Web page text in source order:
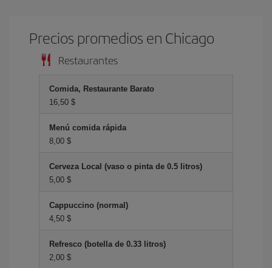
Precios promedios en Chicago
Restaurantes
Comida, Restaurante Barato
16,50 $
Menú comida rápida
8,00 $
Cerveza Local (vaso o pinta de 0.5 litros)
5,00 $
Cappuccino (normal)
4,50 $
Refresco (botella de 0.33 litros)
2,00 $